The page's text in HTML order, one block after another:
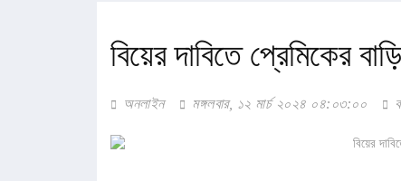
১২ জেলার জন্য দুঃসংবাদ
জনগণ পরিবর্তন চেয়েছে বলেই জুলাই
পে স্কেল নিয়ে নতুন দুঃসংবাদ, বাড়ছে
বিয়ের দাবিতে প্রেমিকের
অনলাইন মঙ্গলবার, ১২ মার্চ ২০২৪ ০৪:০৩:০০